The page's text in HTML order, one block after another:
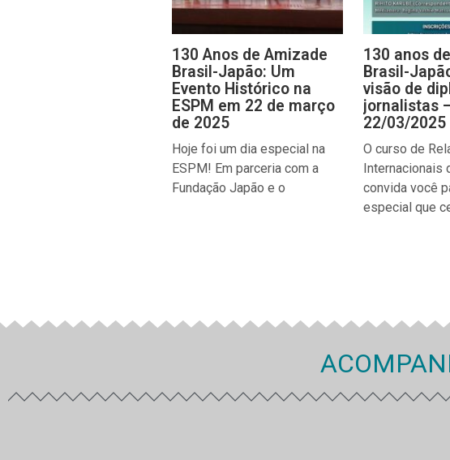
130 Anos de Amizade
Brasil-Japão: Um
Evento Histórico na
ESPM em 22 de março
de 2025
Hoje foi um dia especial na
ESPM! Em parceria com a
Fundação Japão e o
130 anos
Brasil-
visão de
jornalistas
22/03/2025
O curso de
Internacionais
convida você
especial que